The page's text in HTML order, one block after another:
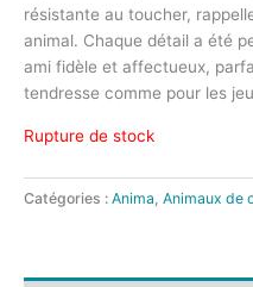
résistante au toucher,
animal. Chaque détail a été
ami fidèle et affectueux,
tendresse comme pour les
Rupture de stock
Catégories : Anima Animaux de